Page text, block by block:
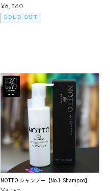
¥8,360
SOLD OUT
NOTTO シャンプー【No.1 Shampoo】